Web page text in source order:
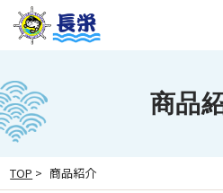
商品
TOP > 商品紹介